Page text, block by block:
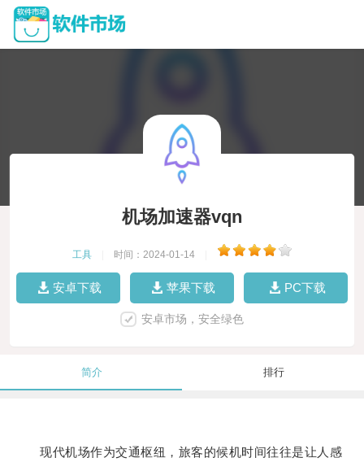
机场加速器vqn
工具 时间：2024-01-14
安卓下载 苹果下载 PC下载
安卓市场，安全绿色
简介 排行
现代机场作为交通枢纽，旅客的候机时间往往是让人感